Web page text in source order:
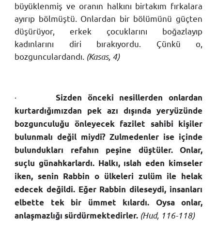
büyüklenmiş ve oranın halkını birtakım fırkalara
ayırıp bölmüştü. Onlardan bir bölümünü güçten
düşürüyor, erkek çocuklarını boğazlayıp
kadınlarını diri bırakıyordu. Çünkü o,
bozgunculardandı. (Kasas, 4)
·
Sizden önceki nesillerden onlardan
kurtardığımızdan pek azı dışında yeryüzünde
bozgunculuğu önleyecek fazilet sahibi kişiler
bulunmalı değil miydi? Zulmedenler ise içinde
bulundukları refahın peşine düştüler. Onlar,
suçlu günahkarlardı. Halkı, ıslah eden kimseler
iken, senin Rabbin o ülkeleri zulüm ile helak
edecek değildi. Eğer Rabbin dileseydi, insanları
elbette tek bir ümmet kılardı. Oysa onlar,
anlaşmazlığı sürdürmektedirler. (Hud, 116-118)